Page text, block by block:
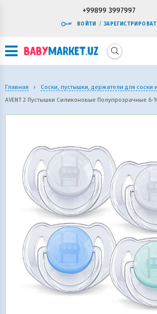
+99899 3997997
ВОЙТИ /
Главная › Соски, пустышки, держатели для соски
AVENT 2 Пустышки Силиконовые Полупрозрачные 6-